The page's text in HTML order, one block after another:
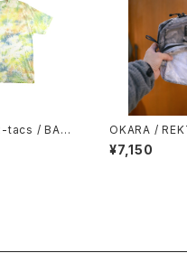
tacs / BAA
OKARA /
¥7,150